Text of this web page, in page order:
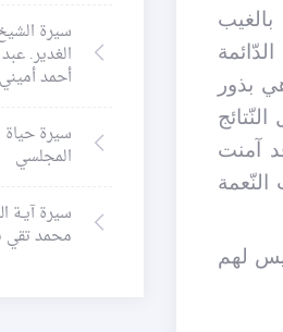
بذور
آمنت
النّعمة
لهم
سيرة
الغدير.
أحمد أميني
سيرة حياة
المجلسي
سيرة آيـة
محمد تقي